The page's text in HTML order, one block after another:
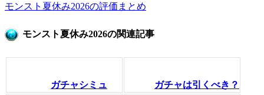
モンスト夏休み2026の評価まとめ
モンスト夏休み2026の関連記事
ガチャシミュ ガチャは引くべき？